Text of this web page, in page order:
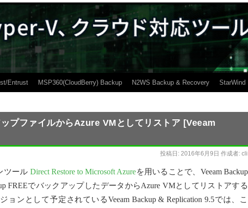
Entrust MSP360(CloudBerry) Backup N2WS Backup & Recovery StarWind
プファイルからAzure VMとしてリストア [Veeam
投稿日: 2016年6月9日 作成者:
ツール Direct Restore to Microsoft Azureを用いることで、Veeam
FREEでバックアップしたデータからAzure VMとしてリストアす
ンとして予定されているVeeam Backup & Replication 9.5では、